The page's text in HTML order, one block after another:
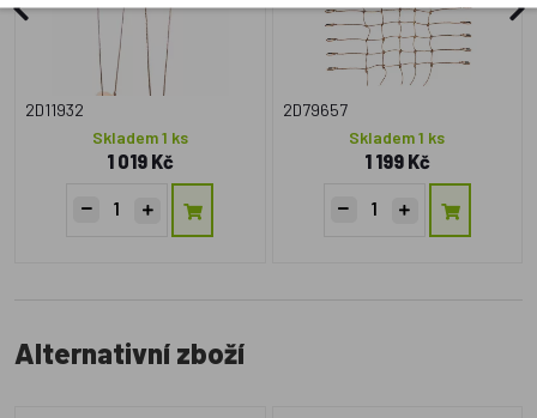
2D11932
Skladem 1 ks
1 019 Kč
2D79657
Skladem 1 ks
1 199 Kč
Alternativní zboží